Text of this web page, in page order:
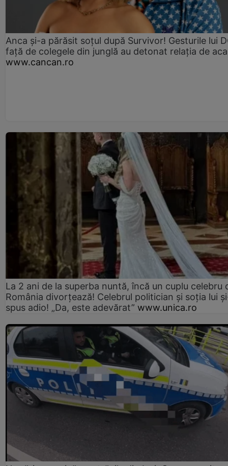
Anca și-a părăsit soțul după Survivor! Gesturile lui
față de colegele din junglă au detonat relația de
www.cancan.ro
La 2 ani de la superba nuntă, încă un cuplu celebru
România divorțează! Celebrul politician și soția lui
spus adio! „Da, este adevărat” www.unica.ro